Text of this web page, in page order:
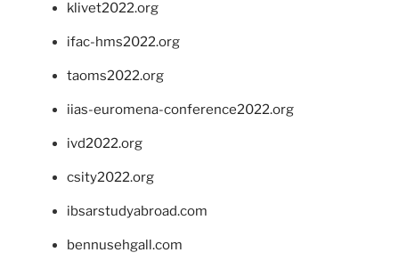
klivet2022.org
ifac-hms2022.org
taoms2022.org
iias-euromena-conference2022.org
ivd2022.org
csity2022.org
ibsarstudyabroad.com
bennusehgall.com